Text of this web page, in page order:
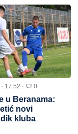
17:52 · 0
u Beranama:
novi
kluba